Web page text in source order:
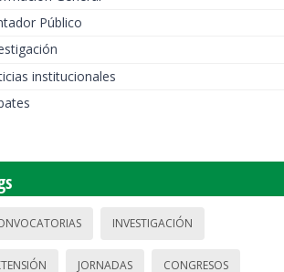
Público
institucionales
INVESTIGACIÓN
JORNADAS CONGRESOS